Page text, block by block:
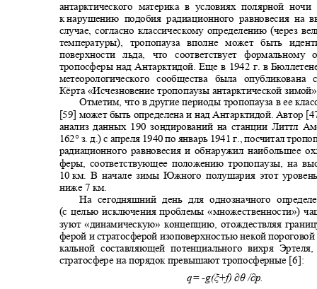
антарктического материка в условиях полярной
к нарушению подобия радиационного равновесия
случае, согласно классическому определению (через
температуры), тропопауза вполне может быть
поверхности льда, что соответствует
тропосферы над Антарктидой. Еще в 1942 г. в
метеорологического сообщества была
Кёрта «Исчезновение тропопаузы антарктической
Отметим, что в другие периоды тропопауза в ее
[59] может быть определена и над Антарктидой. Автор
анализ данных 190 зондирований на станции Литтл
162° з. д.) с апреля 1940 по январь 1941 г., посчитал
радиационного равновесия и обнаружил наибольшее
феры, соответствующее положению тропопаузы, на
10км. В начале зимы Южного полушария этот
ниже 7 км.
На сегодняшний день для однозначного
(с целью исключения проблемы «множественности»)
зуют «динамическую» концепцию, отождествляя
ферой и стратосферой изоповерхностью некой
кальной составляющей потенциального вихря
стратосфере на порядок превышают тропосферные [6]:
q= -g(ξ+f) ∂θ /∂р.